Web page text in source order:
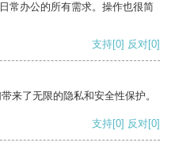
常办公的所有需求。操作也很简
支持[0] 反对[0]
来了无限的隐私和安全性保护。
支持[0] 反对[0]